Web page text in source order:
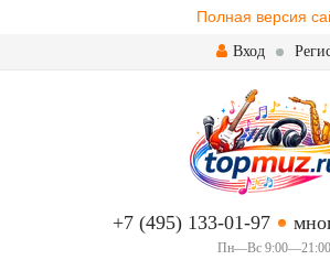
Полная версия
Вход
+7 (495) 133-01-97
Пн—Вс 9:00—21:00